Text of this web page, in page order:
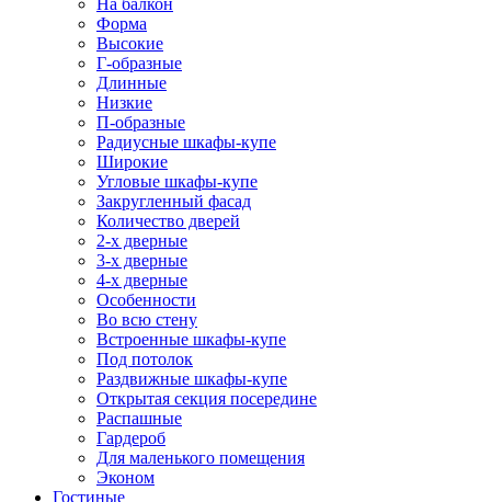
На балкон
Форма
Высокие
Г-образные
Длинные
Низкие
П-образные
Радиусные шкафы-купе
Широкие
Угловые шкафы-купе
Закругленный фасад
Количество дверей
2-х дверные
3-х дверные
4-х дверные
Особенности
Во всю стену
Встроенные шкафы-купе
Под потолок
Раздвижные шкафы-купе
Открытая секция посередине
Распашные
Гардероб
Для маленького помещения
Эконом
Гостиные